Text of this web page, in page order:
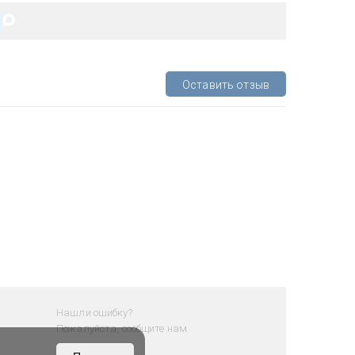
Оставить отзыв
Нашли ошибку?
Пожалуйста, сообщите нам